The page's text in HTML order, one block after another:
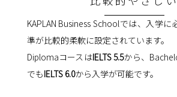
KAPLAN Business Schoolでは、入学
準が比較的柔軟に設定されています。
DiplomaコースはIELTS 5.5から、
でもIELTS 6.0から入学が可能です。